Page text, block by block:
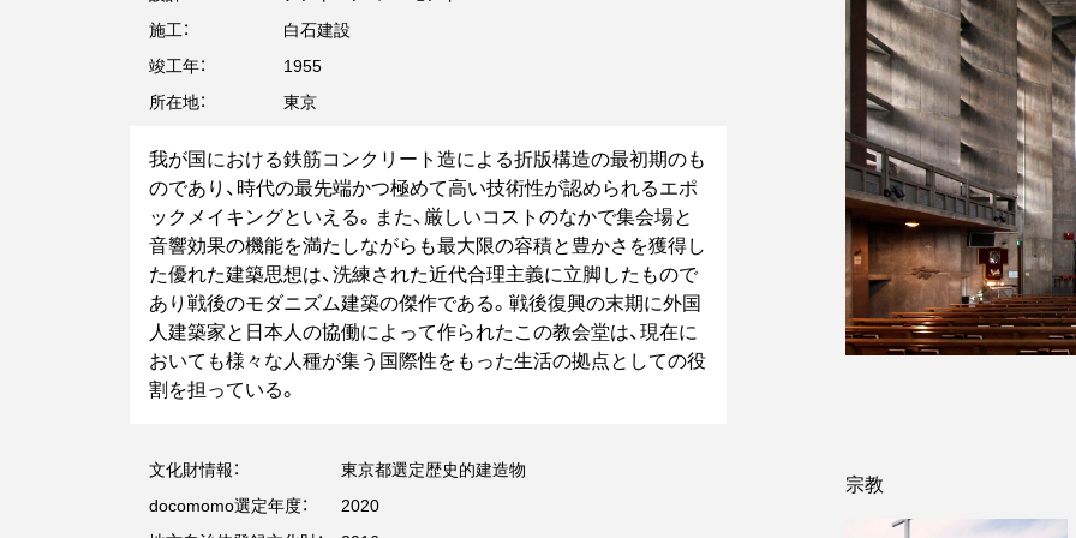
施工：
白石建設
竣工年：
1955
所在地：
東京
我が国における鉄筋コンクリート造による折版構造の最初期のも
のであり、時代の最先端かつ極めて高い技術性が認められるエポ
ックメイキングといえる。また、厳しいコストのなかで集会場と
音響効果の機能を満たしながらも最大限の容積と豊かさを獲得し
た優れた建築思想は、洗練された近代合理主義に立脚したもので
あり戦後のモダニズム建築の傑作である。戦後復興の末期に外国
人建築家と日本人の協働によって作られたこの教会堂は、現在に
おいても様々な人種が集う国際性をもった生活の拠点としての役
割を担っている。
文化財情報：
東京都選定歴史的建造物
docomomo選定年度：
2020
宗教